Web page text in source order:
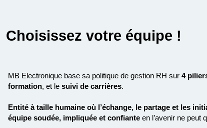
Choisissez votre équipe !
MB Electronique base sa politique de gestion RH sur 4
formation, et le suivi de carrières.
Entité à taille humaine où l’échange, le partage et les
équipe soudée, impliquée et confiante en l’avenir ne peut